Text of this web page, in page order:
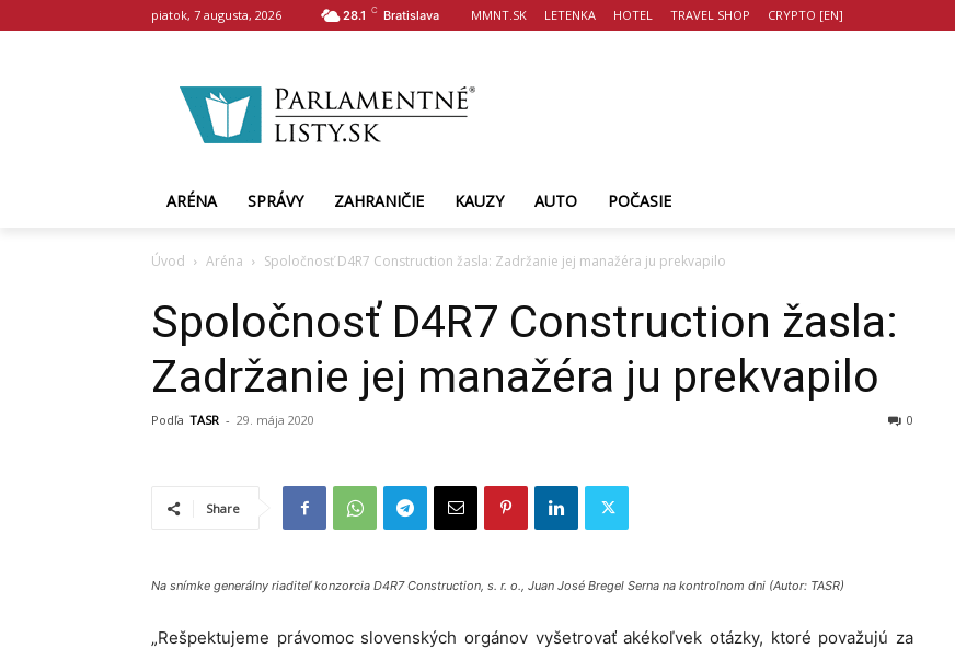
piatok, 7 augusta, 2026 28.1 C Bratislava MMNT.SK LETENKA HOTEL TRAVEL SHOP CRYPTO [EN]
ARÉNA SPRÁVY ZAHRANIČIE KAUZY AUTO POČASIE
Úvod Aréna Spoločnosť D4R7 Construction žasla: Zadržanie jej manažéra ju prekvapilo
Spoločnosť D4R7 Construction žasla:
Zadržanie jej manažéra ju prekvapilo
Podľa TASR - 29. mája 2020 0
Share
Na snímke generálny riaditeľ konzorcia D4R7 Construction, s. r. o., Juan José Bregel Serna na kontrolnom dni (Autor: TASR)
„Rešpektujeme právomoc slovenských orgánov vyšetrovať akékoľvek otázky, ktoré považujú za